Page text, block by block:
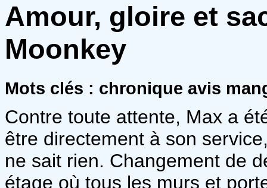
Amour, gloire et
Moonkey
Mots clés : chronique avis
Contre toute attente, Max a
être directement à son
ne sait rien. Changement de
étage où tous les murs et